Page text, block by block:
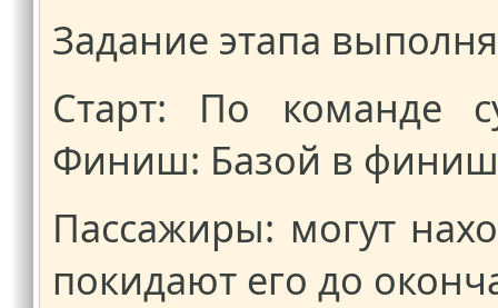
Задание этапа
Старт: По команде
Финиш: Базой в
Пассажиры: могут
покидают его до